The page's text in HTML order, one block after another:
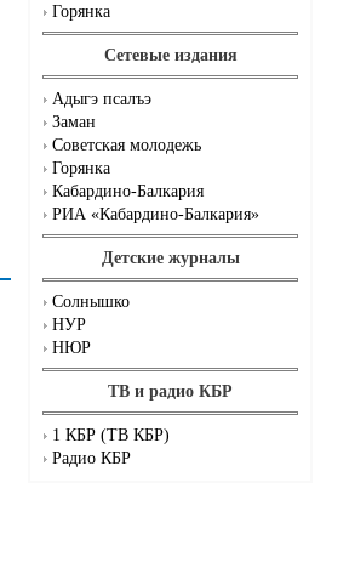
Горянка
Сетевые издания
Адыгэ псалъэ
Заман
Советская молодежь
Горянка
Кабардино-Балкария
РИА «Кабардино-Балкария»
Детские журналы
Солнышко
НУР
НЮР
ТВ и радио КБР
1 КБР (ТВ КБР)
Радио КБР